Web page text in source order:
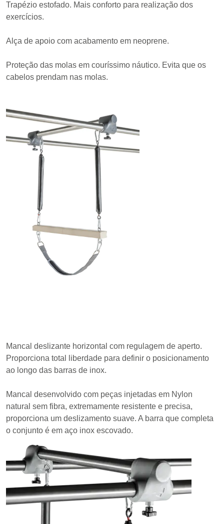
Trapézio estofado. Mais conforto para realização dos
exercícios.
Alça de apoio com acabamento em neoprene.
Proteção das molas em couríssimo náutico. Evita que os
cabelos prendam nas molas.
Mancal deslizante horizontal com regulagem de aperto.
Proporciona total liberdade para definir o posicionamento
ao longo das barras de inox.
Mancal desenvolvido com peças injetadas em Nylon
natural sem fibra, extremamente resistente e precisa,
proporciona um deslizamento suave. A barra que completa
o conjunto é em aço inox escovado.